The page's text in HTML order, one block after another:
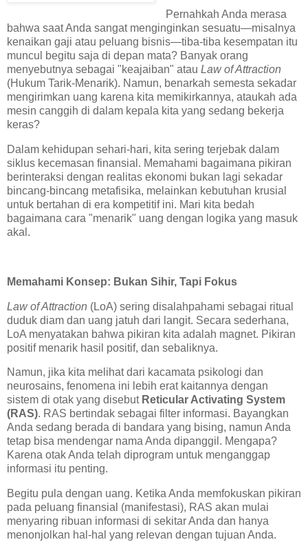
Pernahkah Anda merasa
bahwa saat Anda sangat menginginkan sesuatu—misalnya
kenaikan gaji atau peluang bisnis—tiba-tiba kesempatan itu
muncul begitu saja di depan mata? Banyak orang
menyebutnya sebagai "keajaiban" atau Law of Attraction
(Hukum Tarik-Menarik). Namun, benarkah semesta sekadar
mengirimkan uang karena kita memikirkannya, ataukah ada
mesin canggih di dalam kepala kita yang sedang bekerja
keras?
Dalam kehidupan sehari-hari, kita sering terjebak dalam
siklus kecemasan finansial. Memahami bagaimana pikiran
berinteraksi dengan realitas ekonomi bukan lagi sekadar
bincang-bincang metafisika, melainkan kebutuhan krusial
untuk bertahan di era kompetitif ini. Mari kita bedah
bagaimana cara "menarik" uang dengan logika yang masuk
akal.
Memahami Konsep: Bukan Sihir, Tapi Fokus
Law of Attraction (LoA) sering disalahpahami sebagai ritual
duduk diam dan uang jatuh dari langit. Secara sederhana,
LoA menyatakan bahwa pikiran kita adalah magnet. Pikiran
positif menarik hasil positif, dan sebaliknya.
Namun, jika kita melihat dari kacamata psikologi dan
neurosains, fenomena ini lebih erat kaitannya dengan
sistem di otak yang disebut Reticular Activating System
(RAS). RAS bertindak sebagai filter informasi. Bayangkan
Anda sedang berada di bandara yang bising, namun Anda
tetap bisa mendengar nama Anda dipanggil. Mengapa?
Karena otak Anda telah diprogram untuk menganggap
informasi itu penting.
Begitu pula dengan uang. Ketika Anda memfokuskan pikiran
pada peluang finansial (manifestasi), RAS akan mulai
menyaring ribuan informasi di sekitar Anda dan hanya
menonjolkan hal-hal yang relevan dengan tujuan Anda.